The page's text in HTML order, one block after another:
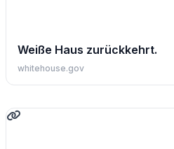
Weiße Haus zurückkehrt.
whitehouse.gov